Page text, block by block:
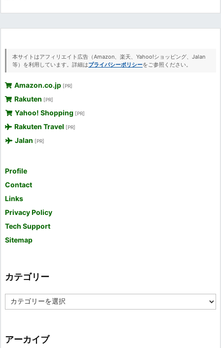
本サイトはアフィリエイト広告（Amazon、楽天、Yahoo!ショッピング、Jalan
等）を利用しています。詳細はプライバシーポリシーをご参照ください。
Amazon.co.jp [PR]
Rakuten [PR]
Yahoo! Shopping [PR]
Rakuten Travel [PR]
Jalan [PR]
Profile
Contact
Links
Privacy Policy
Tech Support
Sitemap
カテゴリー
テ
ー
アーカイブ